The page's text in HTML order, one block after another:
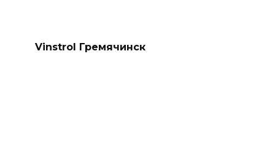
Vinstrol Гремячинск